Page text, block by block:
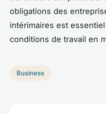
obligations des
intérimaires est
conditions de travail en
Business